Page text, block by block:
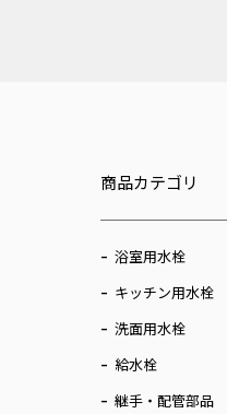
商品カテゴリ
浴室用水栓
キッチン用水栓
洗面用水栓
給水栓
継手・配管部品